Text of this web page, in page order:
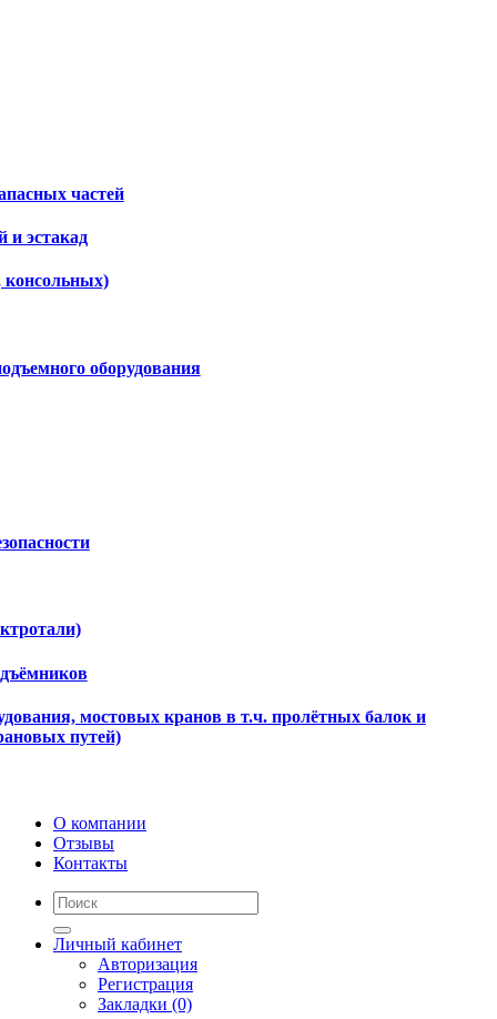
частей
и эстакад
консольных)
оборудования
мостовых кранов в т.ч. пролётных балок и
путей)
О компании
Отзывы
Контакты
Личный кабинет
Авторизация
Регистрация
Закладки (0)